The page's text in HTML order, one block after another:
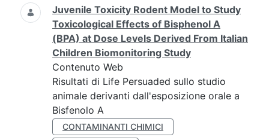
Juvenile Toxicity Rodent Model to Study
Toxicological Effects of Bisphenol A
(BPA) at Dose Levels Derived From Italian
Children Biomonitoring Study
Contenuto Web
Risultati di Life Persuaded sullo studio
animale derivanti dall'esposizione orale a
Bisfenolo A
CONTAMINANTI CHIMICI